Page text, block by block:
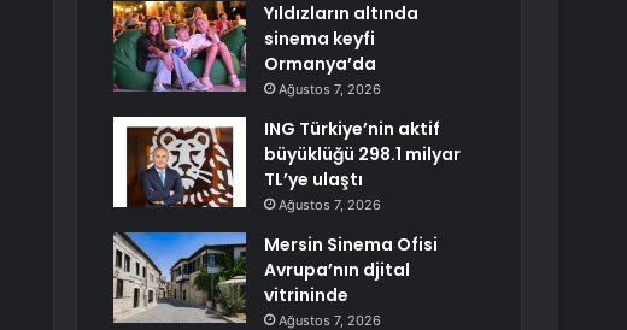
Yıldızların altında
sinema keyfi
Ormanya’da
Ağustos 7, 2026
ING Türkiye’nin aktif
büyüklüğü 298.1 milyar
TL’ye ulaştı
Ağustos 7, 2026
Mersin Sinema Ofisi
Avrupa’nın djital
vitrininde
Ağustos 7, 2026